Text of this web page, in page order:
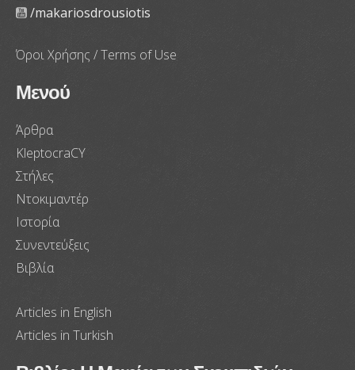
/makariosdrousiotis
Όροι Χρήσης / Terms of Use
Μενού
Άρθρα
KleptocraCY
Στήλες
Ντοκιμαντέρ
Ιστορία
Συνεντεύξεις
Βιβλία
Articles in English
Articles in Turkish